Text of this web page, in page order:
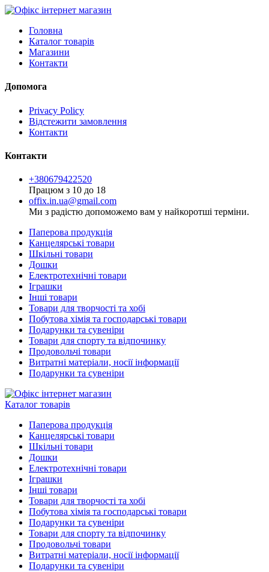
Головна
Каталог товарів
Магазини
Контакти
Допомога
Privacy Policy
Відстежити замовлення
Контакти
Контакти
+380679422520
Працюм з 10 до 18
offix.in.ua@gmail.com
Ми з радістю допоможемо вам у найкоротші терміни.
Паперова продукція
Канцелярські товари
Шкільні товари
Дошки
Електротехнічні товари
Іграшки
Інші товари
Товари для творчості та хобі
Побутова хімія та господарські товари
Подарунки та сувеніри
Товари для спорту та відпочинку
Продовольчі товари
Витратні матеріали, носії інформації
Подарунки та сувеніри
Каталог товарів
Паперова продукція
Канцелярські товари
Шкільні товари
Дошки
Електротехнічні товари
Іграшки
Інші товари
Товари для творчості та хобі
Побутова хімія та господарські товари
Подарунки та сувеніри
Товари для спорту та відпочинку
Продовольчі товари
Витратні матеріали, носії інформації
Подарунки та сувеніри